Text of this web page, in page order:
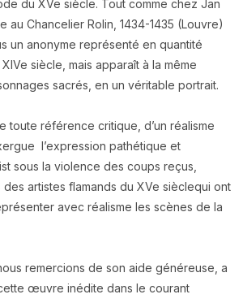
du XVe siècle. Tout comme chez Jan
au Chancelier Rolin, 1434-1435 (Louvre)
un anonyme représenté en quantité
siècle, mais apparaît à la même
sacrés, en un véritable portrait.
toute référence critique, d’un réalisme
l’expression pathétique et
sous la violence des coups reçus,
artistes flamands du XVe sièclequi ont
avec réalisme les scènes de la
remercions de son aide généreuse, a
œuvre inédite dans le courant